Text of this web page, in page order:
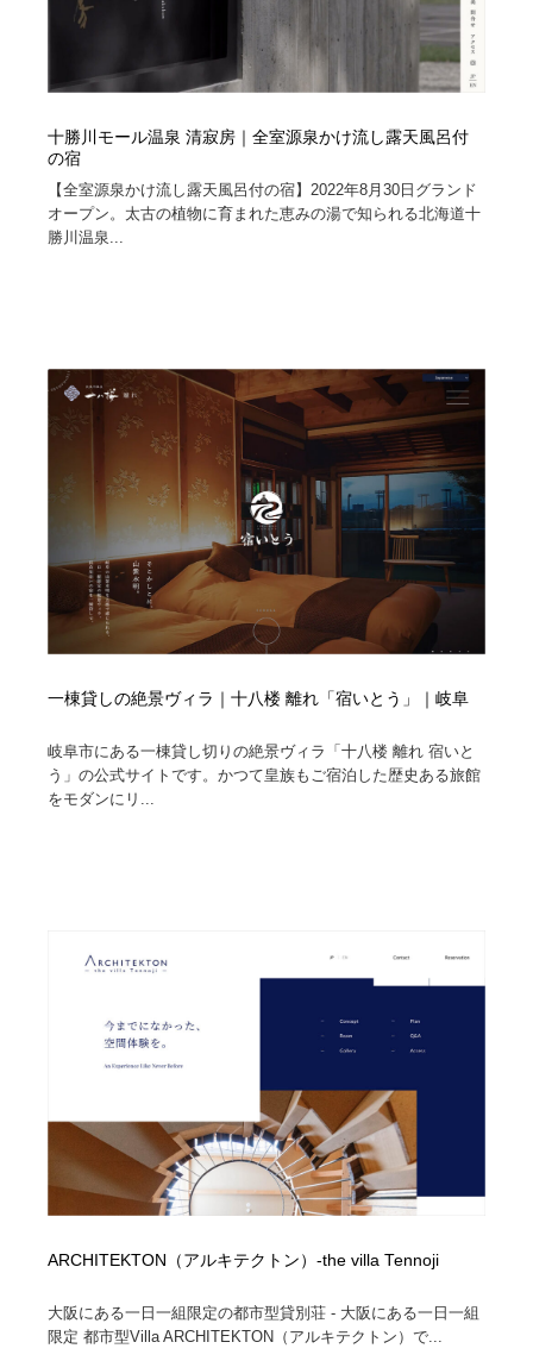
十勝川モール温泉 清寂房｜全室源泉かけ流し露天風呂付
の宿
【全室源泉かけ流し露天風呂付の宿】2022年8月30日グランド
オープン。太古の植物に育まれた恵みの湯で知られる北海道十
勝川温泉...
一棟貸しの絶景ヴィラ｜十八楼 離れ「宿いとう」｜岐阜
岐阜市にある一棟貸し切りの絶景ヴィラ「十八楼 離れ 宿いと
う」の公式サイトです。かつて皇族もご宿泊した歴史ある旅館
をモダンにリ...
ARCHITEKTON（アルキテクトン）-the villa Tennoji
大阪にある一日一組限定の都市型貸別荘 - 大阪にある一日一組
限定 都市型Villa ARCHITEKTON（アルキテクトン）で...